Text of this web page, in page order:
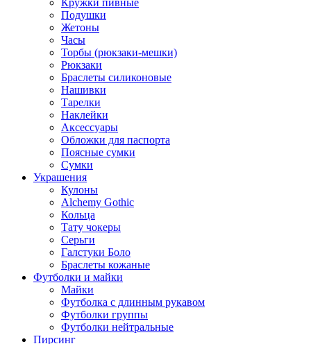
Кружки пивные
Подушки
Жетоны
Часы
Торбы (рюкзаки-мешки)
Рюкзаки
Браслеты силиконовые
Нашивки
Тарелки
Наклейки
Аксессуары
Обложки для паспорта
Поясные сумки
Сумки
Украшения
Кулоны
Alchemy Gothic
Кольца
Тату чокеры
Серьги
Галстуки Боло
Браслеты кожаные
Футболки и майки
Майки
Футболка с длинным рукавом
Футболки группы
Футболки нейтральные
Пирсинг